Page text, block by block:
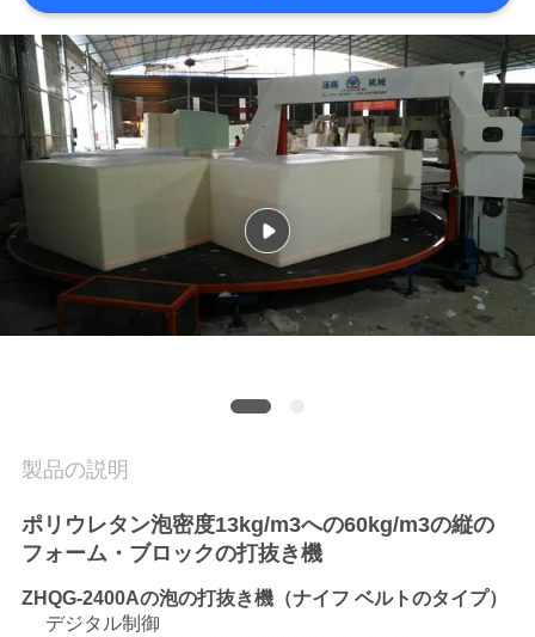
質
管
理
私
達
し
さ
い
製品の説明
ポリウレタン泡密度13kg/m3への60kg/m3の縦の
フォーム・ブロックの打抜き機
ZHQG-2400Aの泡の打抜き機（ナイフ ベルトのタイプ）
デジタル制御